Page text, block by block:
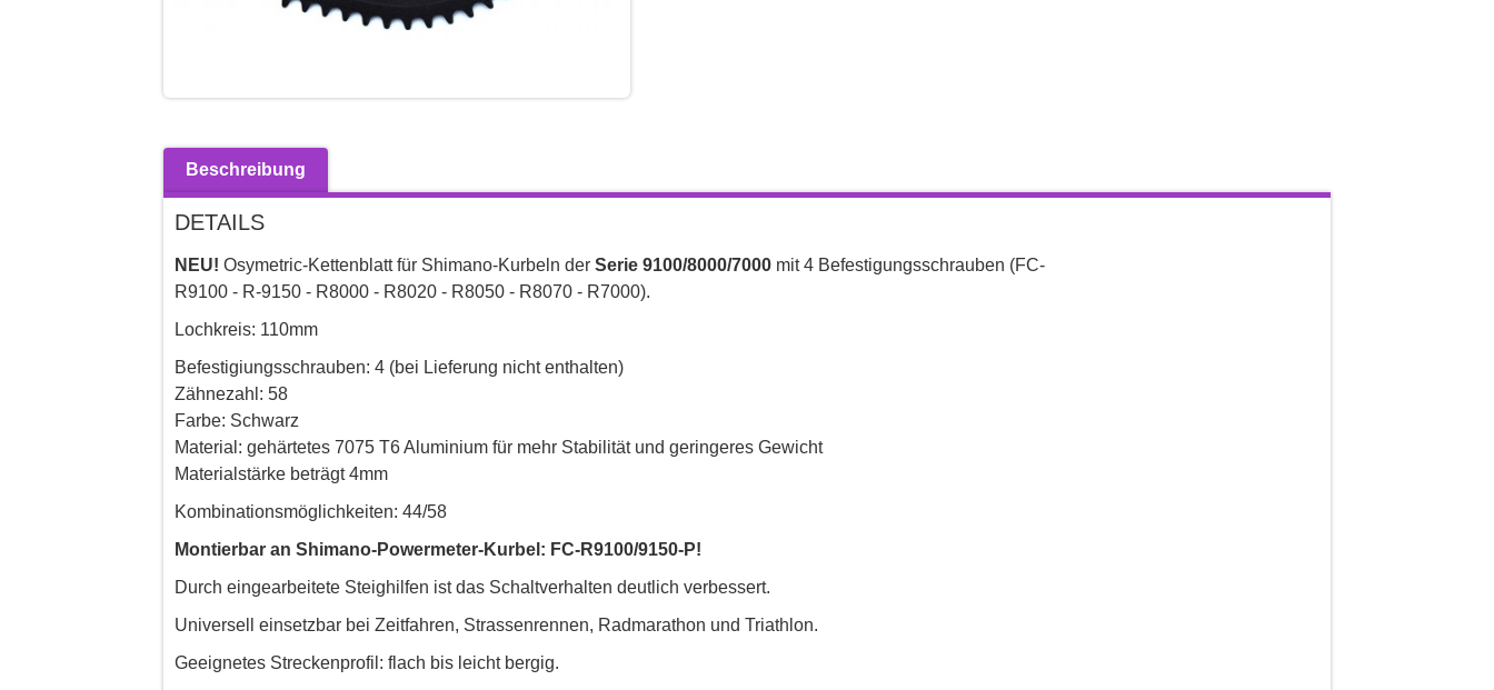
Beschreibung
DETAILS
NEU! Osymetric-Kettenblatt für Shimano-Kurbeln der Serie 9100/8000/7000 mit 4 Befestigungsschrauben (FC-
R9100 - R-9150 - R8000 - R8020 - R8050 - R8070 - R7000).
Lochkreis: 110mm
Befestigiungsschrauben: 4 (bei Lieferung nicht enthalten)
Zähnezahl: 58
Farbe: Schwarz
Material: gehärtetes 7075 T6 Aluminium für mehr Stabilität und geringeres Gewicht
Materialstärke beträgt 4mm
Kombinationsmöglichkeiten: 44/58
Montierbar an Shimano-Powermeter-Kurbel: FC-R9100/9150-P!
Durch eingearbeitete Steighilfen ist das Schaltverhalten deutlich verbessert.
Universell einsetzbar bei Zeitfahren, Strassenrennen, Radmarathon und Triathlon.
Geeignetes Streckenprofil: flach bis leicht bergig.